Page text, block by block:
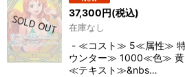
37,300円(税込)
在庫なし
- ≪コスト≫ 5≪属性≫
ウンター≫ 1000≪色≫
≪テキスト≫&nbs…